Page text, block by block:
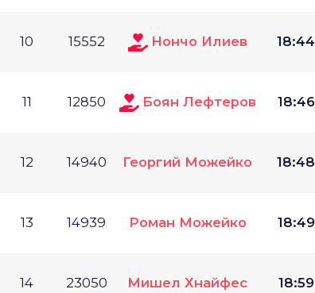
10 15552 Нончо Илиев 18:44
11 12850 Боян Лефтеров 18:46
12 14940 Георгий Можейко 18:48
13 14939 Роман Можейко 18:49
14 23050 Мишел Хнайфес 18:59